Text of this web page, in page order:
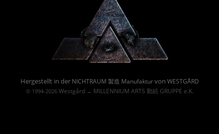
Hergestellt in der NICHTRAUM 製造 Manufakturvon WESTGÅRD
© 1994-2026 Westgård→ MILLENNIUM ARTS 勤続 GRUPPE e.K.
Powered By :